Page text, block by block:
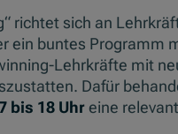
richtet sich an
ein buntes Programm
Lehrkräfte mit
Dafür
bis 18 Uhr eine